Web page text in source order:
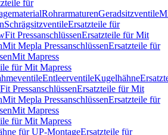
für
RohrarmaturenGeradsitzventile
SchrägsitzventileErsatzteile für
PressanschlüssenErsatzteile für Mit
Mit Mepla PressanschlüssenErsatzteile für
Mit Mapress
für Mit Mapress
EntleerventileKugelhähne
PressanschlüssenErsatzteile für Mit
Mit Mepla PressanschlüssenErsatzteile für
Mit Mapress
für Mit Mapress
für UP-MontageErsatzteile für